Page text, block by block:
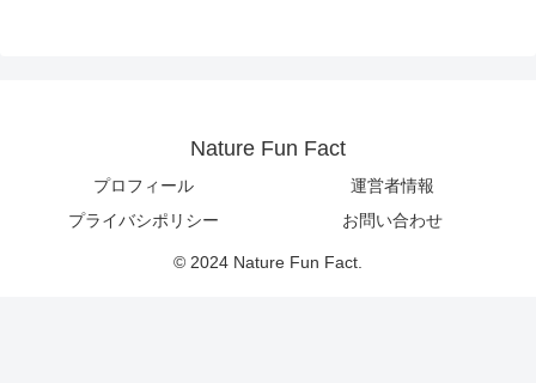
Nature Fun Fact
プロフィール
運営者情報
プライバシポリシー
お問い合わせ
© 2024 Nature Fun Fact.